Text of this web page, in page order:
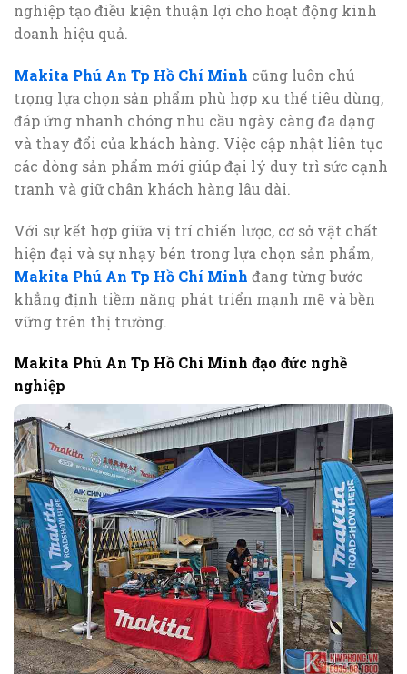
nghiệp tạo điều kiện thuận lợi cho hoạt động kinh
doanh hiệu quả.
Makita Phú An Tp Hồ Chí Minh cũng luôn chú
trọng lựa chọn sản phẩm phù hợp xu thế tiêu dùng,
đáp ứng nhanh chóng nhu cầu ngày càng đa dạng
và thay đổi của khách hàng. Việc cập nhật liên tục
các dòng sản phẩm mới giúp đại lý duy trì sức cạnh
tranh và giữ chân khách hàng lâu dài.
Với sự kết hợp giữa vị trí chiến lược, cơ sở vật chất
hiện đại và sự nhạy bén trong lựa chọn sản phẩm,
Makita Phú An Tp Hồ Chí Minh đang từng bước
khẳng định tiềm năng phát triển mạnh mẽ và bền
vững trên thị trường.
Makita Phú An Tp Hồ Chí Minh đạo đức nghề
nghiệp